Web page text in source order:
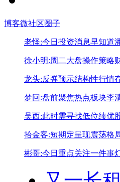
博客微社区圈子
老怪:今日投资消息早知道
徐小明:周二大盘操作策略
龙头:反弹预示结构性行情
梦回:盘前聚焦热点板块李
吴西:此时需寻找低位绩优
拾金客:短期定呈现震荡格
彬哥:今日重点关注一件事